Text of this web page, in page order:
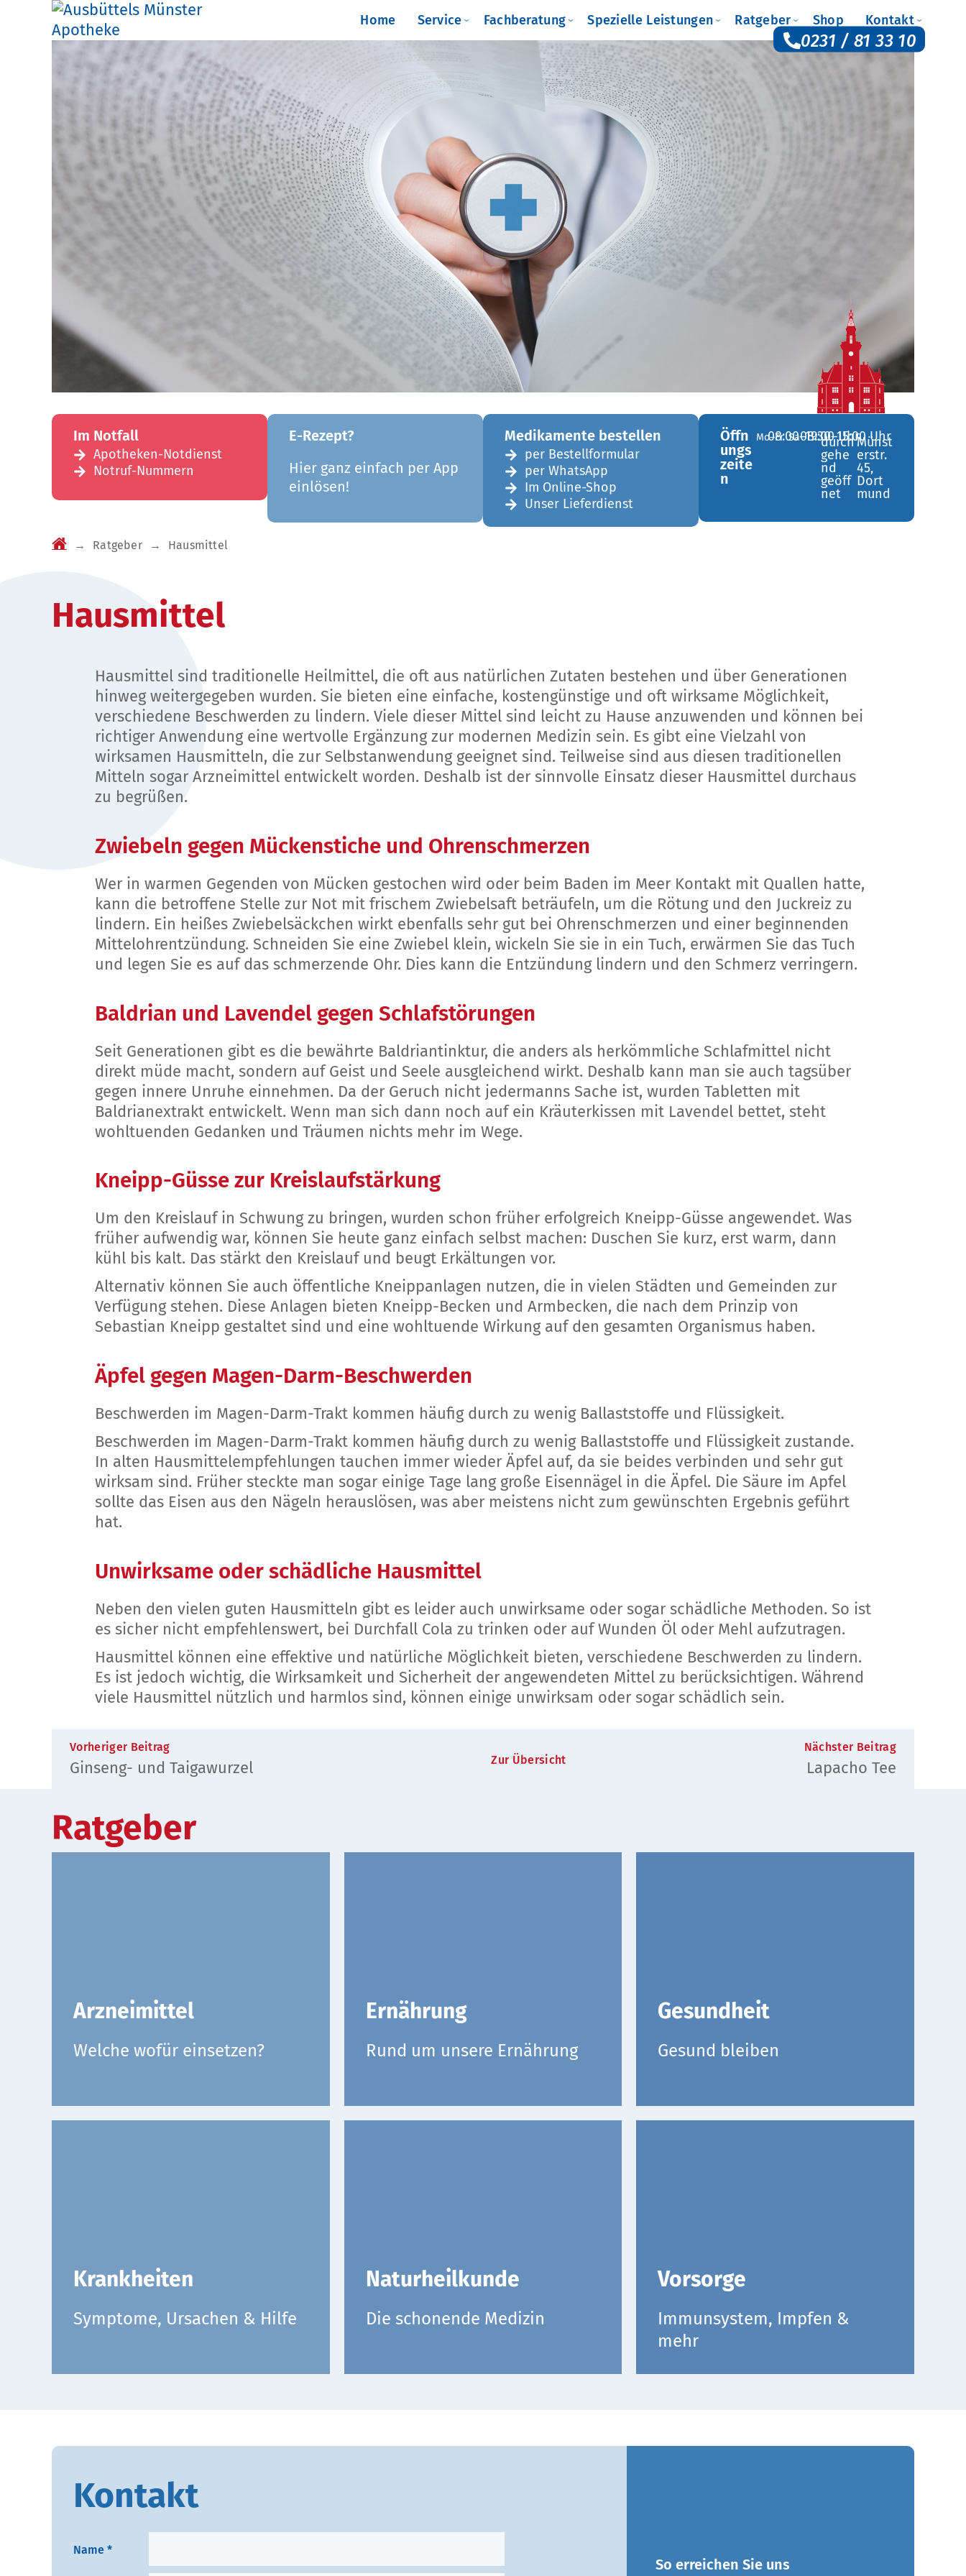
Home Service Fachberatung Spezielle Leistungen Ratgeber Shop Kontakt
0231 / 81 33 10
Im Notfall
Apotheken-Notdienst
Notruf-Nummern
E-Rezept?
Hier ganz einfach per App
einlösen!
Medikamente bestellen
per Bestellformular
per WhatsApp
Im Online-Shop
Unser Lieferdienst
Öffn
ungs
zeite
n
Mo–Fr
08:00–19:00 Uhr
Sa08:30–15:00 Uhr
durch
gehe
nd
geöff
net
Münst
erstr.
45,
Dort
mund
→ Ratgeber → Hausmittel
Hausmittel
Hausmittel sind traditionelle Heilmittel, die oft aus natürlichen Zutaten bestehen und über Generationen
hinweg weitergegeben wurden. Sie bieten eine einfache, kostengünstige und oft wirksame Möglichkeit,
verschiedene Beschwerden zu lindern. Viele dieser Mittel sind leicht zu Hause anzuwenden und können bei
richtiger Anwendung eine wertvolle Ergänzung zur modernen Medizin sein. Es gibt eine Vielzahl von
wirksamen Hausmitteln, die zur Selbstanwendung geeignet sind. Teilweise sind aus diesen traditionellen
Mitteln sogar Arzneimittel entwickelt worden. Deshalb ist der sinnvolle Einsatz dieser Hausmittel durchaus
zu begrüßen.
Zwiebeln gegen Mückenstiche und Ohrenschmerzen
Wer in warmen Gegenden von Mücken gestochen wird oder beim Baden im Meer Kontakt mit Quallen hatte,
kann die betroffene Stelle zur Not mit frischem Zwiebelsaft beträufeln, um die Rötung und den Juckreiz zu
lindern. Ein heißes Zwiebelsäckchen wirkt ebenfalls sehr gut bei Ohrenschmerzen und einer beginnenden
Mittelohrentzündung. Schneiden Sie eine Zwiebel klein, wickeln Sie sie in ein Tuch, erwärmen Sie das Tuch
und legen Sie es auf das schmerzende Ohr. Dies kann die Entzündung lindern und den Schmerz verringern.
Baldrian und Lavendel gegen Schlafstörungen
Seit Generationen gibt es die bewährte Baldriantinktur, die anders als herkömmliche Schlafmittel nicht
direkt müde macht, sondern auf Geist und Seele ausgleichend wirkt. Deshalb kann man sie auch tagsüber
gegen innere Unruhe einnehmen. Da der Geruch nicht jedermanns Sache ist, wurden Tabletten mit
Baldrianextrakt entwickelt. Wenn man sich dann noch auf ein Kräuterkissen mit Lavendel bettet, steht
wohltuenden Gedanken und Träumen nichts mehr im Wege.
Kneipp-Güsse zur Kreislaufstärkung
Um den Kreislauf in Schwung zu bringen, wurden schon früher erfolgreich Kneipp-Güsse angewendet. Was
früher aufwendig war, können Sie heute ganz einfach selbst machen: Duschen Sie kurz, erst warm, dann
kühl bis kalt. Das stärkt den Kreislauf und beugt Erkältungen vor.
Alternativ können Sie auch öffentliche Kneippanlagen nutzen, die in vielen Städten und Gemeinden zur
Verfügung stehen. Diese Anlagen bieten Kneipp-Becken und Armbecken, die nach dem Prinzip von
Sebastian Kneipp gestaltet sind und eine wohltuende Wirkung auf den gesamten Organismus haben.
Äpfel gegen Magen-Darm-Beschwerden
Beschwerden im Magen-Darm-Trakt kommen häufig durch zu wenig Ballaststoffe und Flüssigkeit.
Beschwerden im Magen-Darm-Trakt kommen häufig durch zu wenig Ballaststoffe und Flüssigkeit zustande.
In alten Hausmittelempfehlungen tauchen immer wieder Äpfel auf, da sie beides verbinden und sehr gut
wirksam sind. Früher steckte man sogar einige Tage lang große Eisennägel in die Äpfel. Die Säure im Apfel
sollte das Eisen aus den Nägeln herauslösen, was aber meistens nicht zum gewünschten Ergebnis geführt
hat.
Unwirksame oder schädliche Hausmittel
Neben den vielen guten Hausmitteln gibt es leider auch unwirksame oder sogar schädliche Methoden. So ist
es sicher nicht empfehlenswert, bei Durchfall Cola zu trinken oder auf Wunden Öl oder Mehl aufzutragen.
Hausmittel können eine effektive und natürliche Möglichkeit bieten, verschiedene Beschwerden zu lindern.
Es ist jedoch wichtig, die Wirksamkeit und Sicherheit der angewendeten Mittel zu berücksichtigen. Während
viele Hausmittel nützlich und harmlos sind, können einige unwirksam oder sogar schädlich sein.
Vorheriger Beitrag
Ginseng- und Taigawurzel Zur Übersicht
Nächster Beitrag
Lapacho Tee
Ratgeber
Arzneimittel
Welche wofür einsetzen?
Ernährung
Rund um unsere Ernährung
Gesundheit
Gesund bleiben
Krankheiten
Symptome, Ursachen & Hilfe
Naturheilkunde
Die schonende Medizin
Vorsorge
Immunsystem, Impfen &
mehr
Kontakt
B
Name *
So erreichen Sie uns